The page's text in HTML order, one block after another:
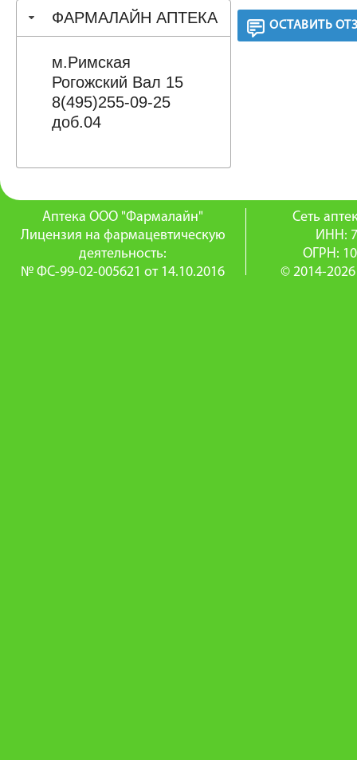
ФАРМАЛАЙН АПТЕКА
м.Римская
Рогожский Вал 15
8(495)255-09-25
доб.04
ОСТАВИТЬ
Аптека ООО "Фармалайн"
Лицензия на фармацевтическую
деятельность:
№ ФС-99-02-005621 от 14.10.2016
Сеть
ИНН:
ОГРН:
© 2014-